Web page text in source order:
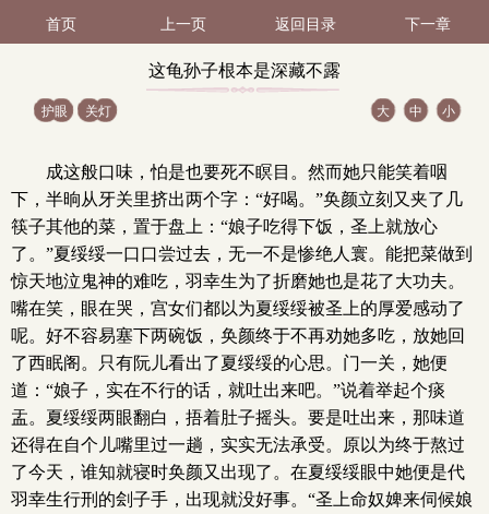
首页 上一页 返回目录 下一章
这龟孙子根本是深藏不露
2）
护眼 关灯 大 中 小
成这般口味，怕是也要死不瞑目。然而她只能笑着咽
下，半晌从牙关里挤出两个字：“好喝。”奂颜立刻又夹了几
筷子其他的菜，置于盘上：“娘子吃得下饭，圣上就放心
了。”夏绥绥一口口尝过去，无一不是惨绝人寰。能把菜做到
惊天地泣鬼神的难吃，羽幸生为了折磨她也是花了大功夫。
嘴在笑，眼在哭，宫女们都以为夏绥绥被圣上的厚爱感动了
呢。好不容易塞下两碗饭，奂颜终于不再劝她多吃，放她回
了西眠阁。只有阮儿看出了夏绥绥的心思。门一关，她便
道：“娘子，实在不行的话，就吐出来吧。”说着举起个痰
盂。夏绥绥两眼翻白，捂着肚子摇头。要是吐出来，那味道
还得在自个儿嘴里过一趟，实实无法承受。原以为终于熬过
了今天，谁知就寝时奂颜又出现了。在夏绥绥眼中她便是代
羽幸生行刑的刽子手，出现就没好事。“圣上命奴婢来伺候娘